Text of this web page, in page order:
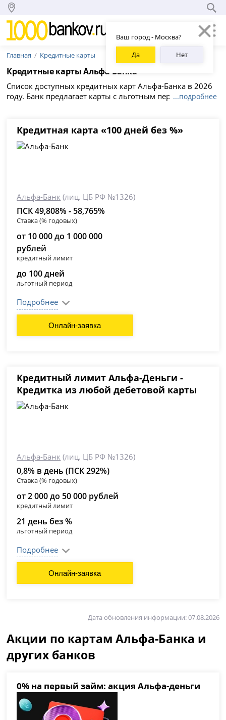
Ваш город - Москва?
Да
Нет
Главная Кредитные карты
Кредитные карты Альфа-Банка
Список доступных кредитных карт Альфа-Банка в 2026
году. Банк предлагает карты с льготным периодом до
онлайн - подать заявку на сайте Альфа-Банка.
...подробнее
Кредитная карта «100 дней без %»
Альфа-Банк (лиц. ЦБ РФ №1326)
ПСК 49,808% - 58,765%
Ставка (% годовых)
от 10 000 до 1 000 000
рублей
кредитный лимит
до 100 дней
льготный период
Подробнее
Онлайн-заявка
Кредитный лимит Альфа-Деньги -
Кредитка из любой дебетовой карты
Альфа-Банк (лиц. ЦБ РФ №1326)
0,8% в день (ПСК 292%)
Ставка (% годовых)
от 2 000 до 50 000 рублей
кредитный лимит
21 день без %
льготный период
Подробнее
Онлайн-заявка
Дата обновления информации: 07.08.2026
Акции по картам Альфа-Банка и
других банков
0% на первый займ: акция Альфа-деньги